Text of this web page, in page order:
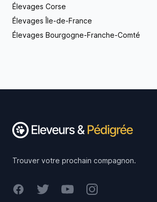
Élevages Corse
Élevages Île-de-France
Élevages Bourgogne-Franche-Comté
Trouver votre prochain compagnon.
FacebookTwitterYoutubeInstagram